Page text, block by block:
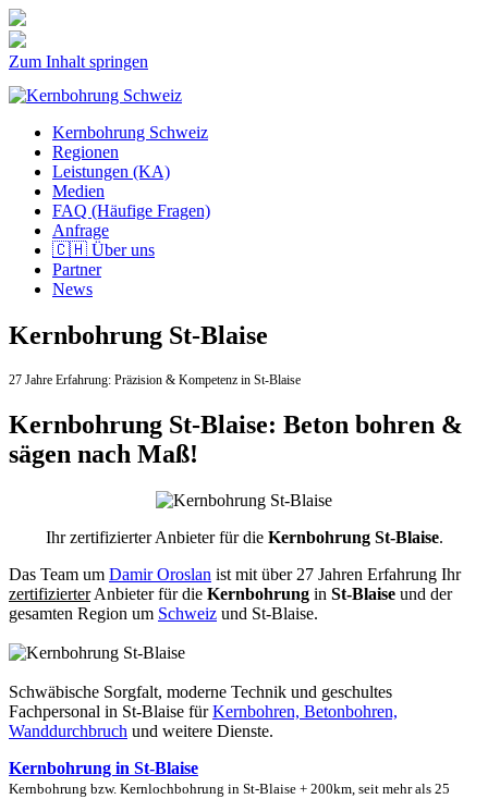
Zum Inhalt springen
Kernbohrung Schweiz
Regionen
Leistungen (KA)
Medien
FAQ (Häufige Fragen)
Anfrage
🇨🇭 Über uns
Partner
News
Kernbohrung St-Blaise
27 Jahre Erfahrung: Präzision & Kompetenz in St-Blaise
Kernbohrung St-Blaise: Beton bohren &
sägen nach Maß!
Ihr zertifizierter Anbieter für die Kernbohrung St-Blaise.
Das Team um Damir Oroslan ist mit über 27 Jahren Erfahrung Ihr
zertifizierterAnbieter für die Kernbohrung in St-Blaise und der
gesamten Region um Schweiz und St-Blaise.
Schwäbische Sorgfalt, moderne Technik und geschultes
Fachpersonal in St-Blaise fürKernbohren, Betonbohren,
Wanddurchbruch und weitere Dienste.
Kernbohrung in St-Blaise
Kernbohrung bzw. Kernlochbohrung in St-Blaise + 200km, seit mehr als 25